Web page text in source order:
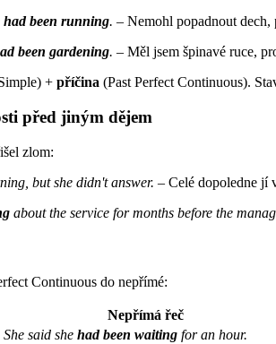
had been running. – Nemohl popadnout dech,
been gardening. – Měl jsem špinavé ruce,
+ příčina (Past Perfect Continuous).
před jiným dějem
zlom:
but she didn't answer. – Celé dopoledne jí
about the service for months before the
Continuous do nepřímé:
Nepřímá řeč
She said she had been waiting for an hour.